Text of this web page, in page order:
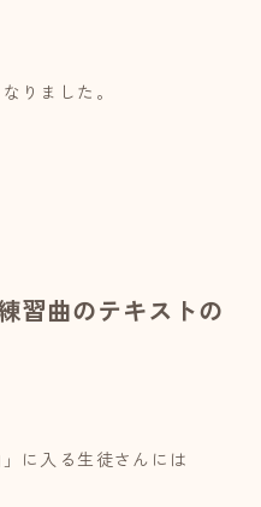
りました。
習曲のテキストの
に入る生徒さんには